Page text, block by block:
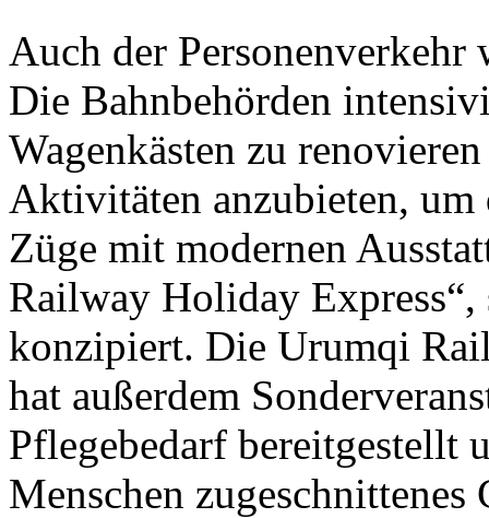
Auch der
Die Bahnbehörden
Wagenkästen zu
Aktivitäten anzubieten, um
Züge mit modernen
Railway Holiday
konzipiert. Die Urumqi
hat außerdem
Pflegebedarf bereitgestellt
Menschen